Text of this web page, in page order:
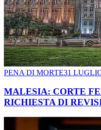
PENA DI MORTE31
MALESIA: CORTE
RICHIESTA DI